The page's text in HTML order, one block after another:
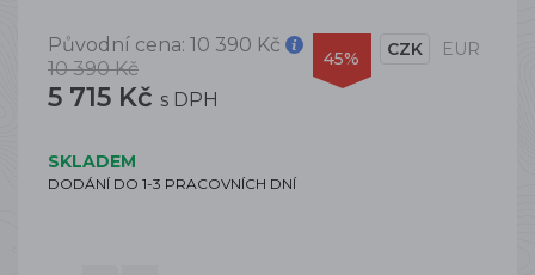
Původní cena: 10 390 Kč
10 390 Kč
5 715 Kč s DPH
45% CZK EUR
SKLADEM
DODÁNÍ DO 1-3 PRACOVNÍCH DNÍ